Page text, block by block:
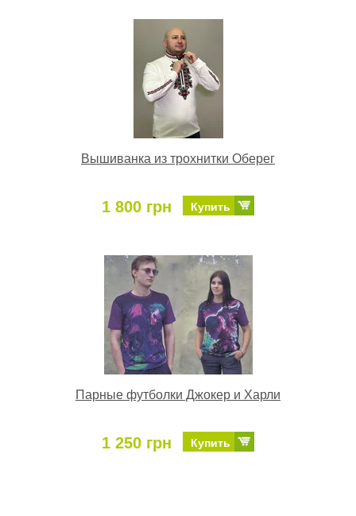
Вышиванка из трохнитки Оберег
1 800 грн Купить
Парные футболки Джокер и Харли
1 250 грн Купить